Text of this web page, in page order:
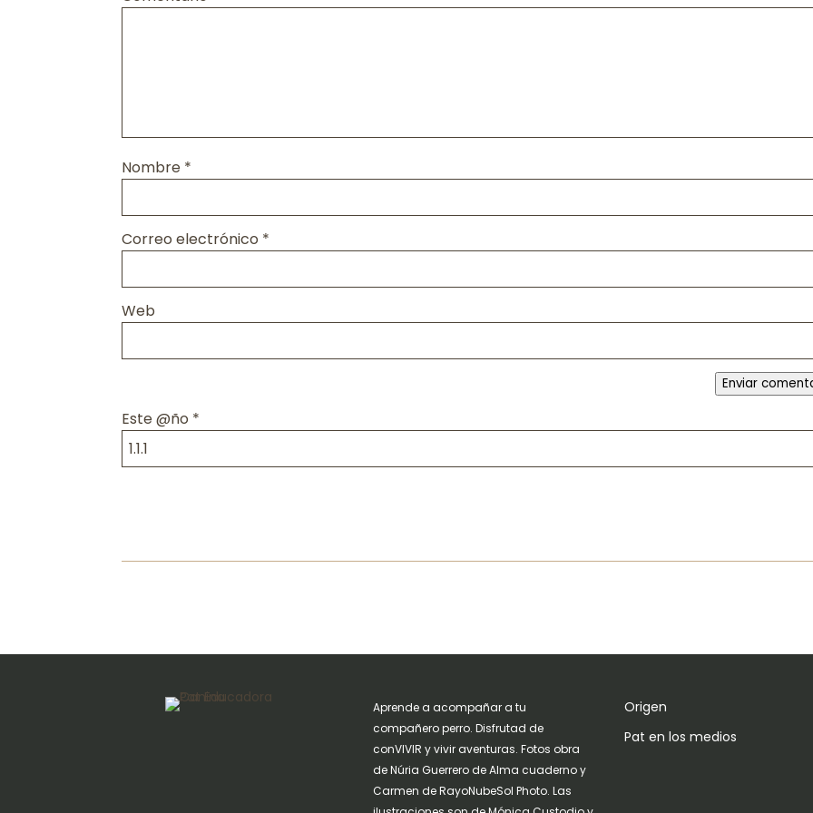
Nombre *
Correo electrónico *
Web
Enviar
Este @ño *
Aprende a acompañar a tu
compañero perro. Disfrutad de
conVIVIR y vivir aventuras. Fotos obra
de Núria Guerrero de Alma cuaderno y
Carmen de RayoNubeSol Photo. Las
Origen
Pat en los medios